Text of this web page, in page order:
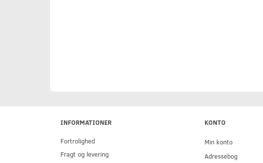
INFORMATIONER
Fortrolighed
Fragt og levering
KONTO
Min konto
Adressebog